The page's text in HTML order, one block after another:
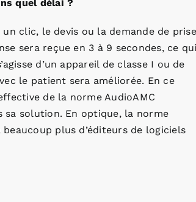
quel délai ?
clic, le devis ou la demande de prise
sera reçue en 3 à 9 secondes, ce
d’un appareil de classe I ou de
le patient sera améliorée. En ce
de la norme AudioAMC
sa solution. En optique, la norme
plus d’éditeurs de logiciels